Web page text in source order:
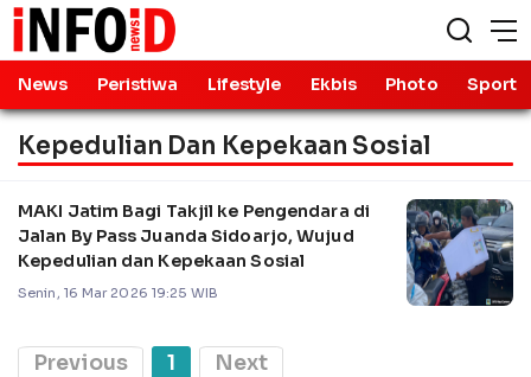
News Peristiwa Lifestyle Ekbis Photo Sport
Kepedulian Dan Kepekaan Sosial
MAKI Jatim Bagi Takjil ke Pengendara di
Jalan By Pass Juanda Sidoarjo, Wujud
Kepedulian dan Kepekaan Sosial
Senin, 16 Mar 2026 19:25 WIB
Previous 1 Next